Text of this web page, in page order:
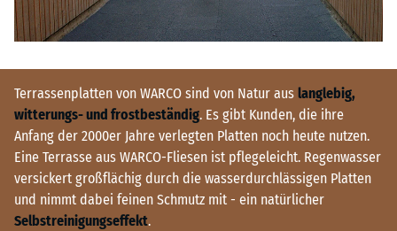
Terrassenplatten von WARCO sind von Natur aus langlebig,
witterungs- und frostbeständig. Es gibt Kunden, die ihre
Anfang der 2000er Jahre verlegten Platten noch heute nutzen.
Eine Terrasse aus WARCO-Fliesen ist pflegeleicht. Regenwasser
versickert großflächig durch die wasserdurchlässigen Platten
und nimmt dabei feinen Schmutz mit - ein natürlicher
Selbstreinigungseffekt.